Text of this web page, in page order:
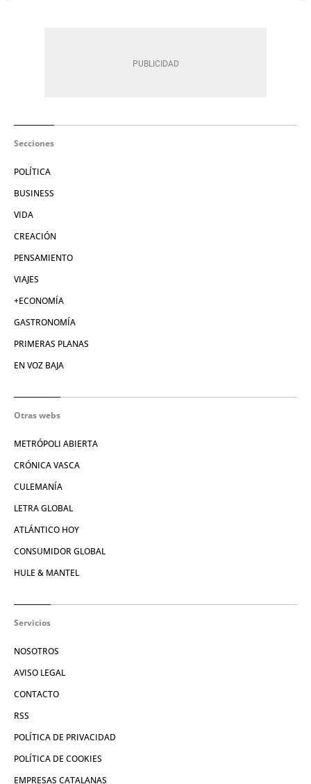
Secciones
POLÍTICA
BUSINESS
VIDA
CREACIÓN
PENSAMIENTO
VIAJES
+ECONOMÍA
GASTRONOMÍA
PRIMERAS PLANAS
EN VOZ BAJA
Otras webs
METRÓPOLI ABIERTA
CRÓNICA VASCA
CULEMANÍA
LETRA GLOBAL
ATLÁNTICO HOY
CONSUMIDOR GLOBAL
HULE & MANTEL
Servicios
NOSOTROS
AVISO LEGAL
CONTACTO
RSS
POLÍTICA DE PRIVACIDAD
POLÍTICA DE COOKIES
EMPRESAS CATALANAS